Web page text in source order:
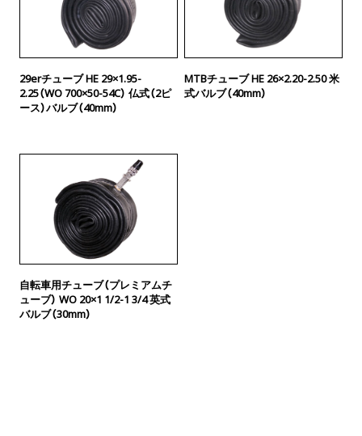
29erチューブ HE 29×1.95-
2.25（WO 700×50-54C） 仏式（2ピ
ース）バルブ（40mm）
MTBチューブ HE 26×2.20-2.50 米
式バルブ（40mm）
自転車用チューブ（プレミアムチ
ューブ） WO 20×1 1/2-1 3/4 英式
バルブ（30mm）